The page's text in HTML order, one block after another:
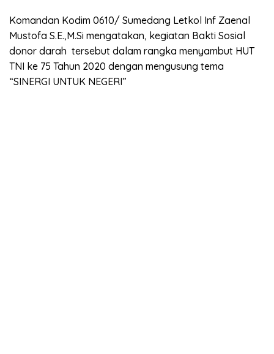
Komandan Kodim 0610/ Sumedang Letkol Inf Zaenal
Mustofa S.E.,M.Si mengatakan, kegiatan Bakti Sosial
donor darah tersebut dalam rangka menyambut HUT
TNI ke 75 Tahun 2020 dengan mengusung tema
“SINERGI UNTUK NEGERI”